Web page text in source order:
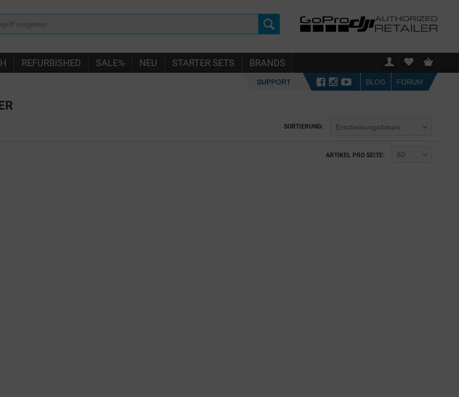
REFURBISHED SALE% NEU STARTER SETS BRANDS
SUPPORT BLOG FORUM
SORTIERUNG:
ARTIKEL PRO SEITE: